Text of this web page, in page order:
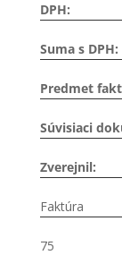
DPH:
Suma s DPH:
Predmet
Súvisiaci
Zverejnil:
Faktúra
75